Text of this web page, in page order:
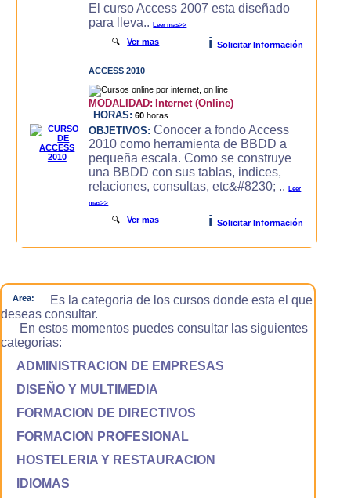
El curso Access 2007 esta diseñado
para lleva..Leer mas>>
🔍Ver mas i Solicitar Información
ACCESS 2010
MODALIDAD: Internet (Online)
HORAS: 60 horas
OBJETIVOS: Conocer a fondo Access
2010 como herramienta de BBDD a
pequeña escala. Como se construye
una BBDD con sus tablas, indices,
relaciones, consultas, etc&#8230; ..Leer
mas>>
🔍Ver mas i Solicitar Información
Area:
Es la categoria de los cursos donde esta el que
deseas consultar.
En estos momentos puedes consultar las siguientes
categorias:
ADMINISTRACION DE EMPRESAS
DISEÑO Y MULTIMEDIA
FORMACION DE DIRECTIVOS
FORMACION PROFESIONAL
HOSTELERIA Y RESTAURACION
IDIOMAS